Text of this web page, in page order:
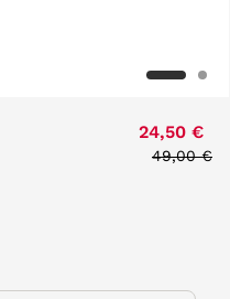
24,50 €
Price
49,00 €